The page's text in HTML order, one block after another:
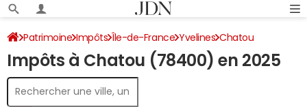
Patrimoine Impôts Île-de-France Yvelines Chatou
Impôt sur le revenu
Impôts à Chatou (78400) en 2025